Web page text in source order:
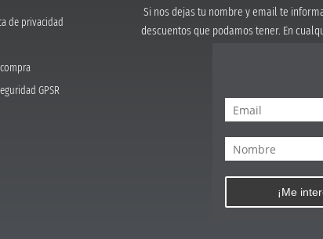
de privacidad
GPSR
Si nos dejas tu nombre y email te
descuentos que podamos tener. En